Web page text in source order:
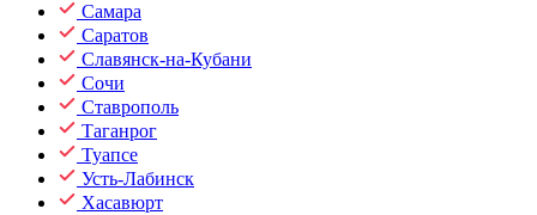
Самара
Саратов
Славянск-на-Кубани
Сочи
Ставрополь
Таганрог
Туапсе
Усть-Лабинск
Хасавюрт